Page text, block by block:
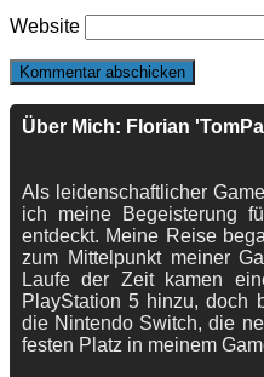
Website
Über Mich: Florian
Als leidenschaftlicher
ich meine Begeisterung
entdeckt. Meine Reise
zum Mittelpunkt meiner
Laufe der Zeit kamen
PlayStation 5 hinzu, doch
die Nintendo Switch, die
festen Platz in meinem